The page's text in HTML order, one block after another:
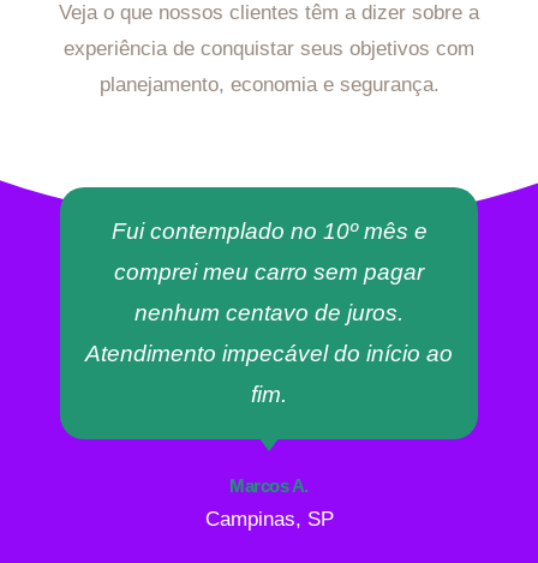
Veja o que nossos clientes têm a dizer sobre a
experiência de conquistar seus objetivos com
planejamento, economia e segurança.
Fui contemplado no 10º mês e
comprei meu carro sem pagar
nenhum centavo de juros.
Atendimento impecável do início ao
fim.
Marcos A.
Campinas, SP